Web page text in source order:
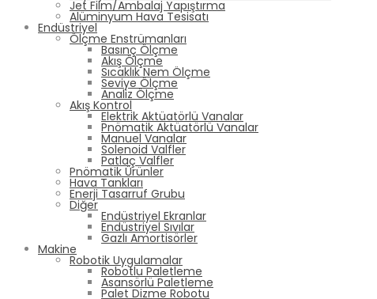
Jet Film/Ambalaj Yapıştırma
Alüminyum Hava Tesisatı
Endüstriyel
Ölçme Enstrümanları
Basınç Ölçme
Akış Ölçme
Sıcaklık Nem Ölçme
Seviye Ölçme
Analiz Ölçme
Akış Kontrol
Elektrik Aktüatörlü Vanalar
Pnömatik Aktüatörlü Vanalar
Manuel Vanalar
Solenoid Valfler
Patlaç Valfler
Pnömatik Ürünler
Hava Tankları
Enerji Tasarruf Grubu
Diğer
Endüstriyel Ekranlar
Endüstriyel Sıvılar
Gazlı Amortisörler
Makine
Robotik Uygulamalar
Robotlu Paletleme
Asansörlü Paletleme
Palet Dizme Robotu